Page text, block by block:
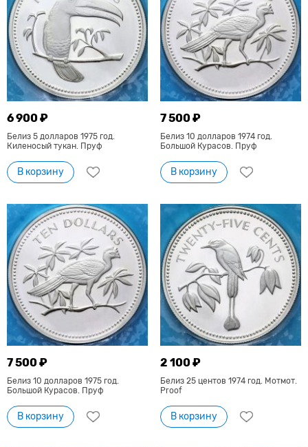
6 900 ₽
Белиз 5 долларов 1975 год.
Киленосый тукан. Пруф
В корзину
7 500 ₽
Белиз 10 долларов 1974 год.
Большой Курасов. Пруф
В корзину
7 500 ₽
Белиз 10 долларов 1975 год.
Большой Курасов. Пруф
В корзину
2 100 ₽
Белиз 25 центов 1974 год. Мотмот.
Proof
В корзину